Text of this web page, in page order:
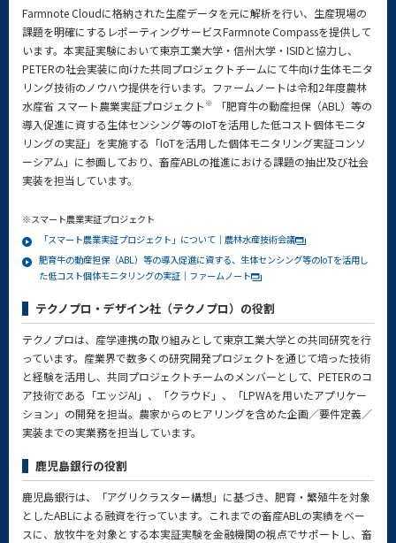
Farmnote Cloudに格納された生産データを元に解析を行い、生産現場の
課題を明確にするレポーティングサービスFarmnote Compassを提供して
います。本実証実験において東京工業大学・信州大学・ISIDと協力し、
PETERの社会実装に向けた共同プロジェクトチームにて牛向け生体モニタ
リング技術のノウハウ提供を行います。ファームノートは令和2年度農林
水産省 スマート農業実証プロジェクト ※
「肥育牛の動産担保（ABL）等の
導入促進に資する生体センシング等のIoTを活用した低コスト個体モニタ
リングの実証」を実施する「IoTを活用した個体モニタリング実証コンソ
ーシアム」に参画しており、畜産ABLの推進における課題の抽出及び社会
実装を担当しています。
※スマート農業実証プロジェクト
「スマート農業実証プロジェクト」について｜農林水産技術会議
肥育牛の動産担保（ABL）等の導入促進に資する、生体センシング等のIoTを活用し
た低コスト個体モニタリングの実証｜ファームノート
テクノプロ・デザイン社（テクノプロ）の役割
テクノプロは、産学連携の取り組みとして東京工業大学との共同研究を行
っています。産業界で数多くの研究開発プロジェクトを通じて培った技術
と経験を活用し、共同プロジェクトチームのメンバーとして、PETERのコ
ア技術である「エッジAI」、「クラウド」、「LPWAを用いたアプリケー
ション」の開発を担当。農家からのヒアリングを含めた企画／要件定義／
実装までの実業務を担当しています。
鹿児島銀行の役割
鹿児島銀行は、「アグリクラスター構想」に基づき、肥育・繁殖牛を対象
としたABLによる融資を行っています。これまでの畜産ABLの実績をベー
スに、放牧牛を対象とする本実証実験を金融機関の視点でサポートし、畜